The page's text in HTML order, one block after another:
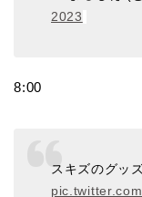
2023
8:00
スキズのグッ